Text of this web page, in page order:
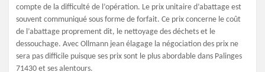
compte de la difficulté de l’opération. Le prix unitaire d’abattage est
souvent communiqué sous forme de forfait. Ce prix concerne le coût
de l’abattage proprement dit, le nettoyage des déchets et le
dessouchage. Avec Ollmann jean élagage la négociation des prix ne
sera pas difficile puisque ses prix sont le plus abordable dans Palinges
71430 et ses alentours.